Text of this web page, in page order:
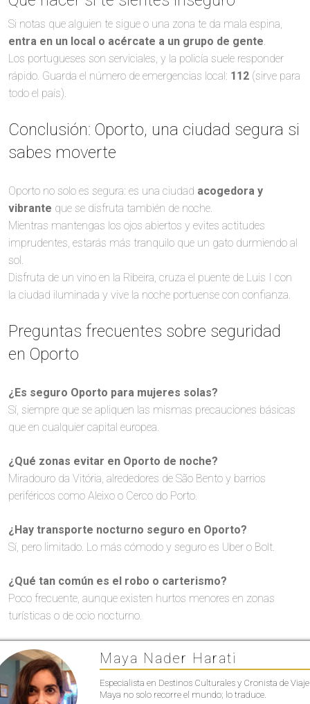
Si notas que alguien te sigue o una zona te da mala espina,
entra en un local o acércate a un grupo de gente
Los portugueses son serviciales, y la policía suele responder
rápido. Guarda el número de emergencias local: 112 (sirve para
todo el país).
Conclusión: Oporto, una ciudad segura si
sabes moverte
Oporto no solo es segura: es una ciudad acogedora y
vibrante que se disfruta también de noche.
Mientras mantengas los ojos abiertos y evites actitudes
imprudentes, estarás más tranquilo que un gato durmiendo al
sol.
Disfruta de un vino en la Ribeira, cruza el puente de Luis I con
la ciudad iluminada y vive la noche portuense con confianza.
Preguntas frecuentes sobre seguridad
en Oporto
¿Es seguro Oporto para mujeres solas?
Sí, siempre que se apliquen las mismas precauciones básicas
que en cualquier capital europea.
¿Qué zonas evitar en Oporto de noche?
Miradouro da Vitória, alrededores de São Bento y barrios
periféricos como Aleixo o Cerco do Porto.
¿Hay transporte nocturno seguro en Oporto?
Sí, pero limitado. Lo más cómodo y seguro es Uber o Bolt.
¿Qué tan común es el robo o carterismo?
Poco frecuente, aunque existen hurtos menores en zonas
turísticas o de ocio nocturno.
Maya Nader Harati
Especialista en Destinos Culturales y Cronista de
Maya no solo recorre el mundo; lo traduce.